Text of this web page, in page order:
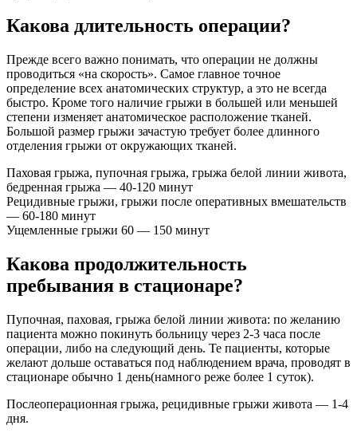
Какова длительность операции?
Прежде всего важно понимать, что операции не должны
проводиться «на скорость». Самое главное точное
определение всех анатомических структур, а это не всегда
быстро. Кроме того наличие грыжи в большей или меньшей
степени изменяет анатомическое расположение тканей.
Большой размер грыжи зачастую требует более длинного
отделения грыжи от окружающих тканей.
Паховая грыжа, пупочная грыжа, грыжа белой линии живота,
бедренная грыжа — 40-120 минут
Рецидивные грыжи, грыжи после оперативных вмешательств
— 60-180 минут
Ущемленные грыжи 60 — 150 минут
Какова продолжительность
пребывания в стационаре?
Пупочная, паховая, грыжа белой линии живота: по желанию
пациента можно покинуть больницу через 2-3 часа после
операции, либо на следующий день. Те пациенты, которые
желают дольше оставаться под наблюдением врача, проводят в
стационаре обычно 1 день(намного реже более 1 суток).
Послеоперационная грыжа, рецидивные грыжи живота — 1-4
дня.